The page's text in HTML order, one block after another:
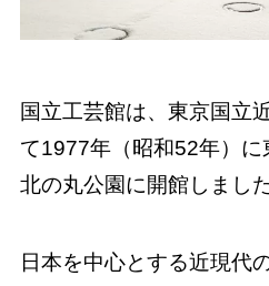
国立工芸館は、東京国立
て1977年（昭和52年）に
北の丸公園に開館しました
日本を中心とする近現代